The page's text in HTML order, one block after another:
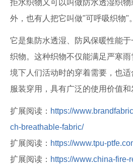
拒水织物又可以叫做防水透湿织
外，也有人把它叫做"可呼吸织物"。
它是集防水透湿、防风保暖性能
织物。这种织物不仅能满足严寒
境下人们活动时的穿着需要，也
服装穿用，具有广泛的使用价值和
扩展阅读： https://
ch-breathable-fabric/
扩展阅读： https://www.tpu-
扩展阅读： https://www.china-fire-